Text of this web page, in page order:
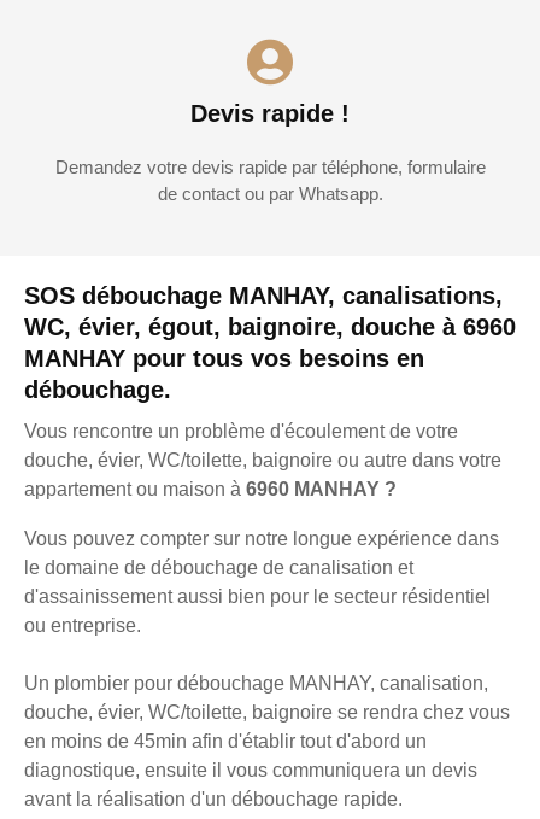
SOS débouchage MANHAY, canalisations,
WC, évier, égout, baignoire, douche à 6960
MANHAY pour tous vos besoins en
débouchage.
Vous rencontre un problème d'écoulement de votre
douche, évier, WC/toilette, baignoire ou autre dans votre
appartement ou maison à 6960 MANHAY ?
Vous pouvez compter sur notre longue expérience dans
le domaine de débouchage de canalisation et
d'assainissement aussi bien pour le secteur résidentiel
ou entreprise.
Un plombier pour débouchage MANHAY, canalisation,
douche, évier, WC/toilette, baignoire se rendra chez vous
en moins de 45min afin d'établir tout d'abord un
diagnostique, ensuite il vous communiquera un devis
avant la réalisation d'un débouchage rapide.
Devis rapide !
Demandez votre devis rapide par téléphone, formulaire
de contact ou par Whatsapp.